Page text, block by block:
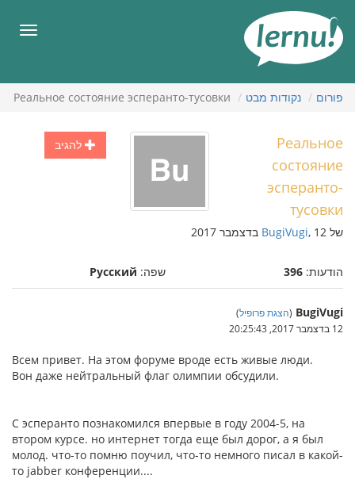
העניינים
פורום נקודות מבט Реальное состояние эсперанто-тусовки
להגיב
Реальное
состояние
эсперанто-
тусовки
של BugiVugi, 12 בדצמבר 2017
הודעות: 396 שפה: Русский
BugiVugi
(הצגת פרופיל)
12 בדצמבר 2017, 20:25:43
Всем привет. На этом форуме вроде есть живые люди.
Вон даже нейтральный флаг олимпии обсудили.
С эсперанто познакомился впервые в году 2004-5, на
втором курсе. но интернет тогда еще был дорог, а я был
молод. что-то помню поучил, что-то немного писал в какой-
то jabber конференции....